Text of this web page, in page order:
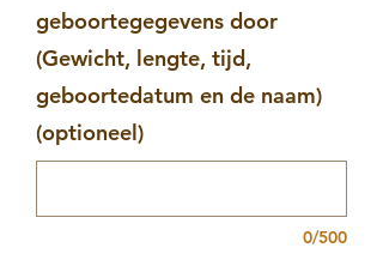
geboortegegevens door
(Gewicht, lengte, tijd,
geboortedatum en de naam)
(optioneel)
0/500